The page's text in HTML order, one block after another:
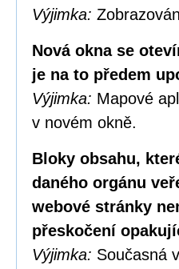
Výjimka:
Nová okna se
je na to předem
Výjimka: Mapové
v novém okně.
Bloky obsahu,
daného orgánu
webové stránky
přeskočení
Výjimka: Současná